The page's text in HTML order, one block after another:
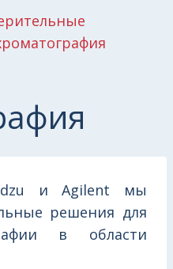
и Agilent мы
решения для
в области